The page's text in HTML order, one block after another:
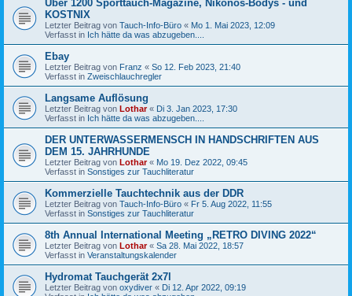
Über 1200 Sporttauch-Magazine, Nikonos-Bodys - und
KOSTNIX
Letzter Beitrag von Tauch-Info-Büro « Mo 1. Mai 2023, 12:09
Verfasst in Ich hätte da was abzugeben....
Ebay
Letzter Beitrag von Franz « So 12. Feb 2023, 21:40
Verfasst in Zweischlauchregler
Langsame Auflösung
Letzter Beitrag von Lothar« Di 3. Jan 2023, 17:30
Verfasst in Ich hätte da was abzugeben....
DER UNTERWASSERMENSCH IN HANDSCHRIFTEN AUS
DEM 15. JAHRHUNDE
Letzter Beitrag von Lothar« Mo 19. Dez 2022, 09:45
Verfasst in Sonstiges zur Tauchliteratur
Kommerzielle Tauchtechnik aus der DDR
Letzter Beitrag von Tauch-Info-Büro « Fr 5. Aug 2022, 11:55
Verfasst in Sonstiges zur Tauchliteratur
8th Annual International Meeting „RETRO DIVING 2022“
Letzter Beitrag von Lothar« Sa 28. Mai 2022, 18:57
Verfasst in Veranstaltungskalender
Hydromat Tauchgerät 2x7l
Letzter Beitrag von oxydiver « Di 12. Apr 2022, 09:19